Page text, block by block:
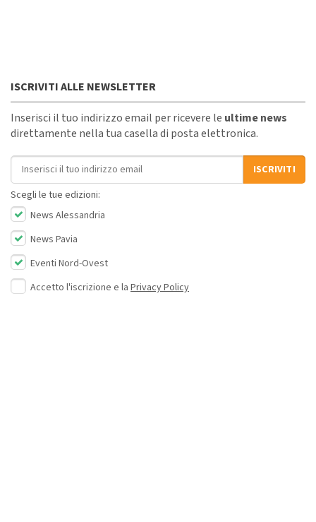
ISCRIVITI ALLE NEWSLETTER
Inserisci il tuo indirizzo email per ricevere le ultime news
direttamente nella tua casella di posta elettronica.
Indirizzo email
ISCRIVITI
Scegli le tue edizioni:
News Alessandria
News Pavia
Eventi Nord-Ovest
Accetto l'iscrizione e la Privacy Policy